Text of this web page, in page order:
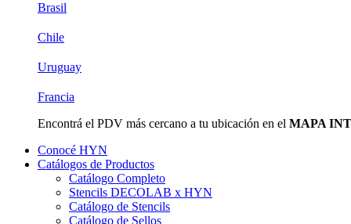
Brasil
Chile
Uruguay
Francia
Encontrá el PDV más cercano a tu ubicación en el MAPA
Conocé HYN
Catálogos de Productos
Catálogo Completo
Stencils DECOLAB x HYN
Catálogo de Stencils
Catálogo de Sellos